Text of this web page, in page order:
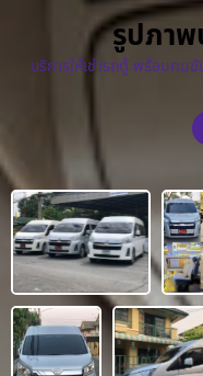
รูปภาพ
บริการให้เช่ารถตู้ พร้อมคน